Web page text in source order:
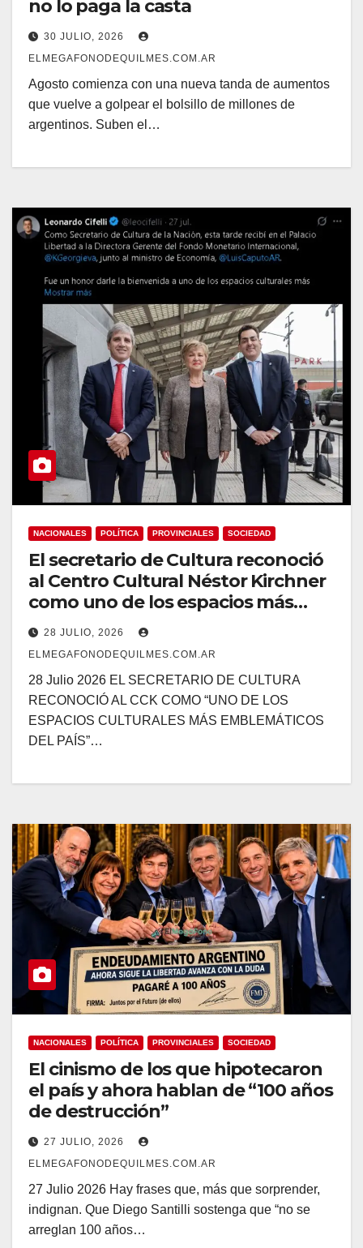
no lo paga la casta
30 JULIO, 2026
ELMEGAFONODEQUILMES.COM.AR
Agosto comienza con una nueva tanda de aumentos
que vuelve a golpear el bolsillo de millones de
argentinos. Suben el…
NACIONALES POLÍTICA PROVINCIALES SOCIEDAD
El secretario de Cultura reconoció
al Centro Cultural Néstor Kirchner
como uno de los espacios más
emblemáticos del país.
28 JULIO, 2026
ELMEGAFONODEQUILMES.COM.AR
28 Julio 2026 EL SECRETARIO DE CULTURA
RECONOCIÓ AL CCK COMO “UNO DE LOS
ESPACIOS CULTURALES MÁS EMBLEMÁTICOS
DEL PAÍS”…
NACIONALES POLÍTICA PROVINCIALES SOCIEDAD
El cinismo de los que hipotecaron
el país y ahora hablan de “100 años
de destrucción”
27 JULIO, 2026
ELMEGAFONODEQUILMES.COM.AR
27 Julio 2026 Hay frases que, más que sorprender,
indignan. Que Diego Santilli sostenga que “no se
arreglan 100 años…